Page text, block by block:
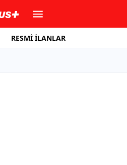
RESMİ İLANLAR